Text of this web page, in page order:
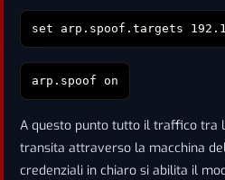
set arp.spoof.targets
arp.spoof on
A questo punto tutto il traffico tra
transita attraverso la macchina
credenziali in chiaro si abilita il